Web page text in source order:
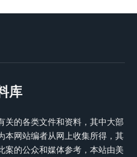
库
关的各类文件和资料，其中大部
本网站编者从网上收集所得，其
案的公众和媒体参考，本站由美